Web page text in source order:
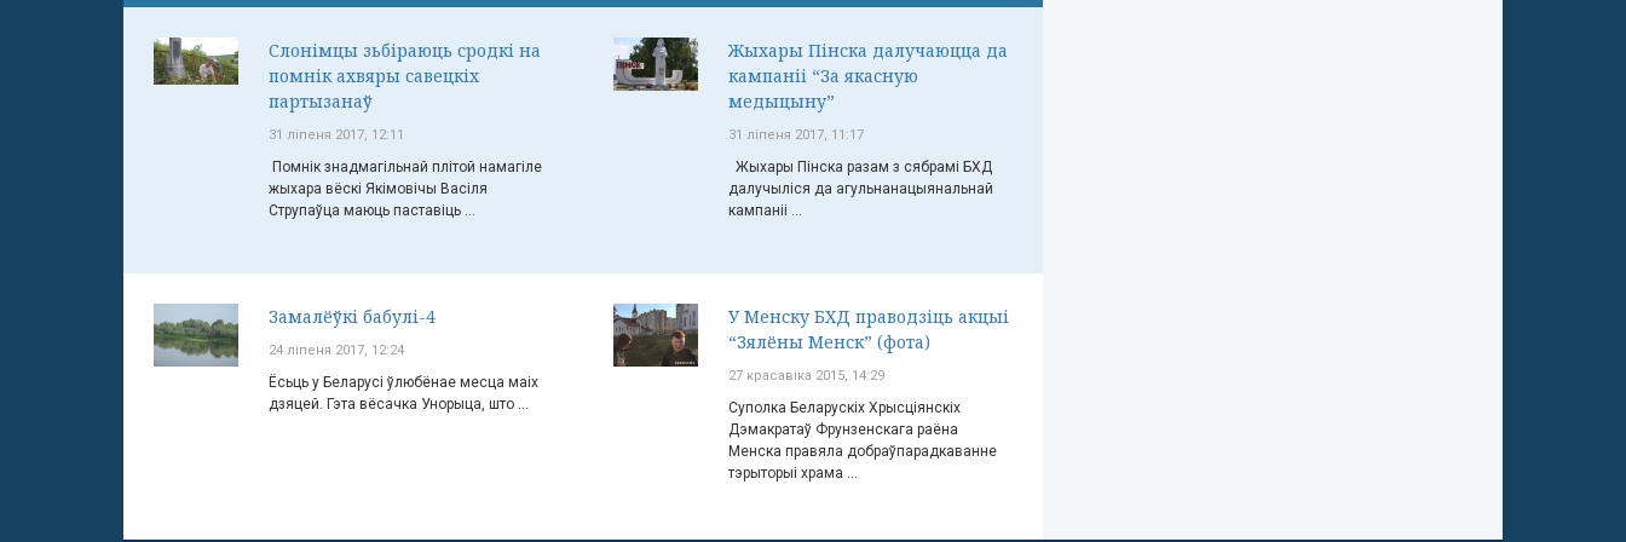
Слонімцы зьбіраюць сродкі на
помнік ахвяры савецкіх
партызанаў
31 ліпеня 2017, 12:11
Помнік знадмагільнай плітой намагіле
жыхара вёскі Якімовічы Васіля
Струпаўца маюць паставіць ...
Жыхары Пінска далучаюцца да
кампаніі “За якасную
медыцыну”
31 ліпеня 2017, 11:17
Жыхары Пінска разам з сябрамі БХД
далучыліся да агульнанацыянальнай
кампаніі ...
Замалёўкі бабулі-4
24 ліпеня 2017, 12:24
Ёсьць у Беларусі ўлюбёнае месца маіх
дзяцей. Гэта вёсачка Унорыца, што ...
У Менску БХД праводзіць акцыі
“Зялёны Менск” (фота)
27 красавіка 2015, 14:29
Суполка Беларускіх Хрысціянскіх
Дэмакратаў Фрунзенскага раёна
Менска правяла добраўпарадкаванне
тэрыторыі храма ...